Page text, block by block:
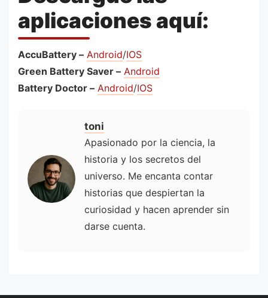
aplicaciones aquí:
AccuBattery – Android/IOS
Green Battery Saver – Android
Battery Doctor – Android/IOS
toni
Apasionado por la ciencia, la
historia y los secretos del
universo. Me encanta contar
historias que despiertan la
curiosidad y hacen aprender sin
darse cuenta.